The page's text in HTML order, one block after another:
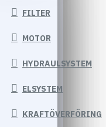
FILTER
MOTOR
HYDRAULSYSTEM
ELSYSTEM
KRAFTÖVERFÖRING